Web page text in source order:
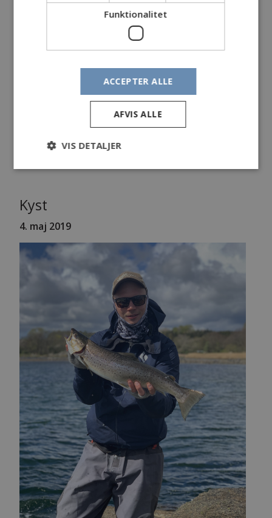
Endegrej: Tobis
Egne kommentarer:
Efter forskellige besøgte pladser fandt jeg endelig
denne smukke blanke fisk.
Fiskede videre, men denne var tilsyneladende en
Lone Wolf.
Kyst
4. maj 2019
Funktionalitet
ACCEPTER ALLE
AFVIS ALLE
VIS DETALJER